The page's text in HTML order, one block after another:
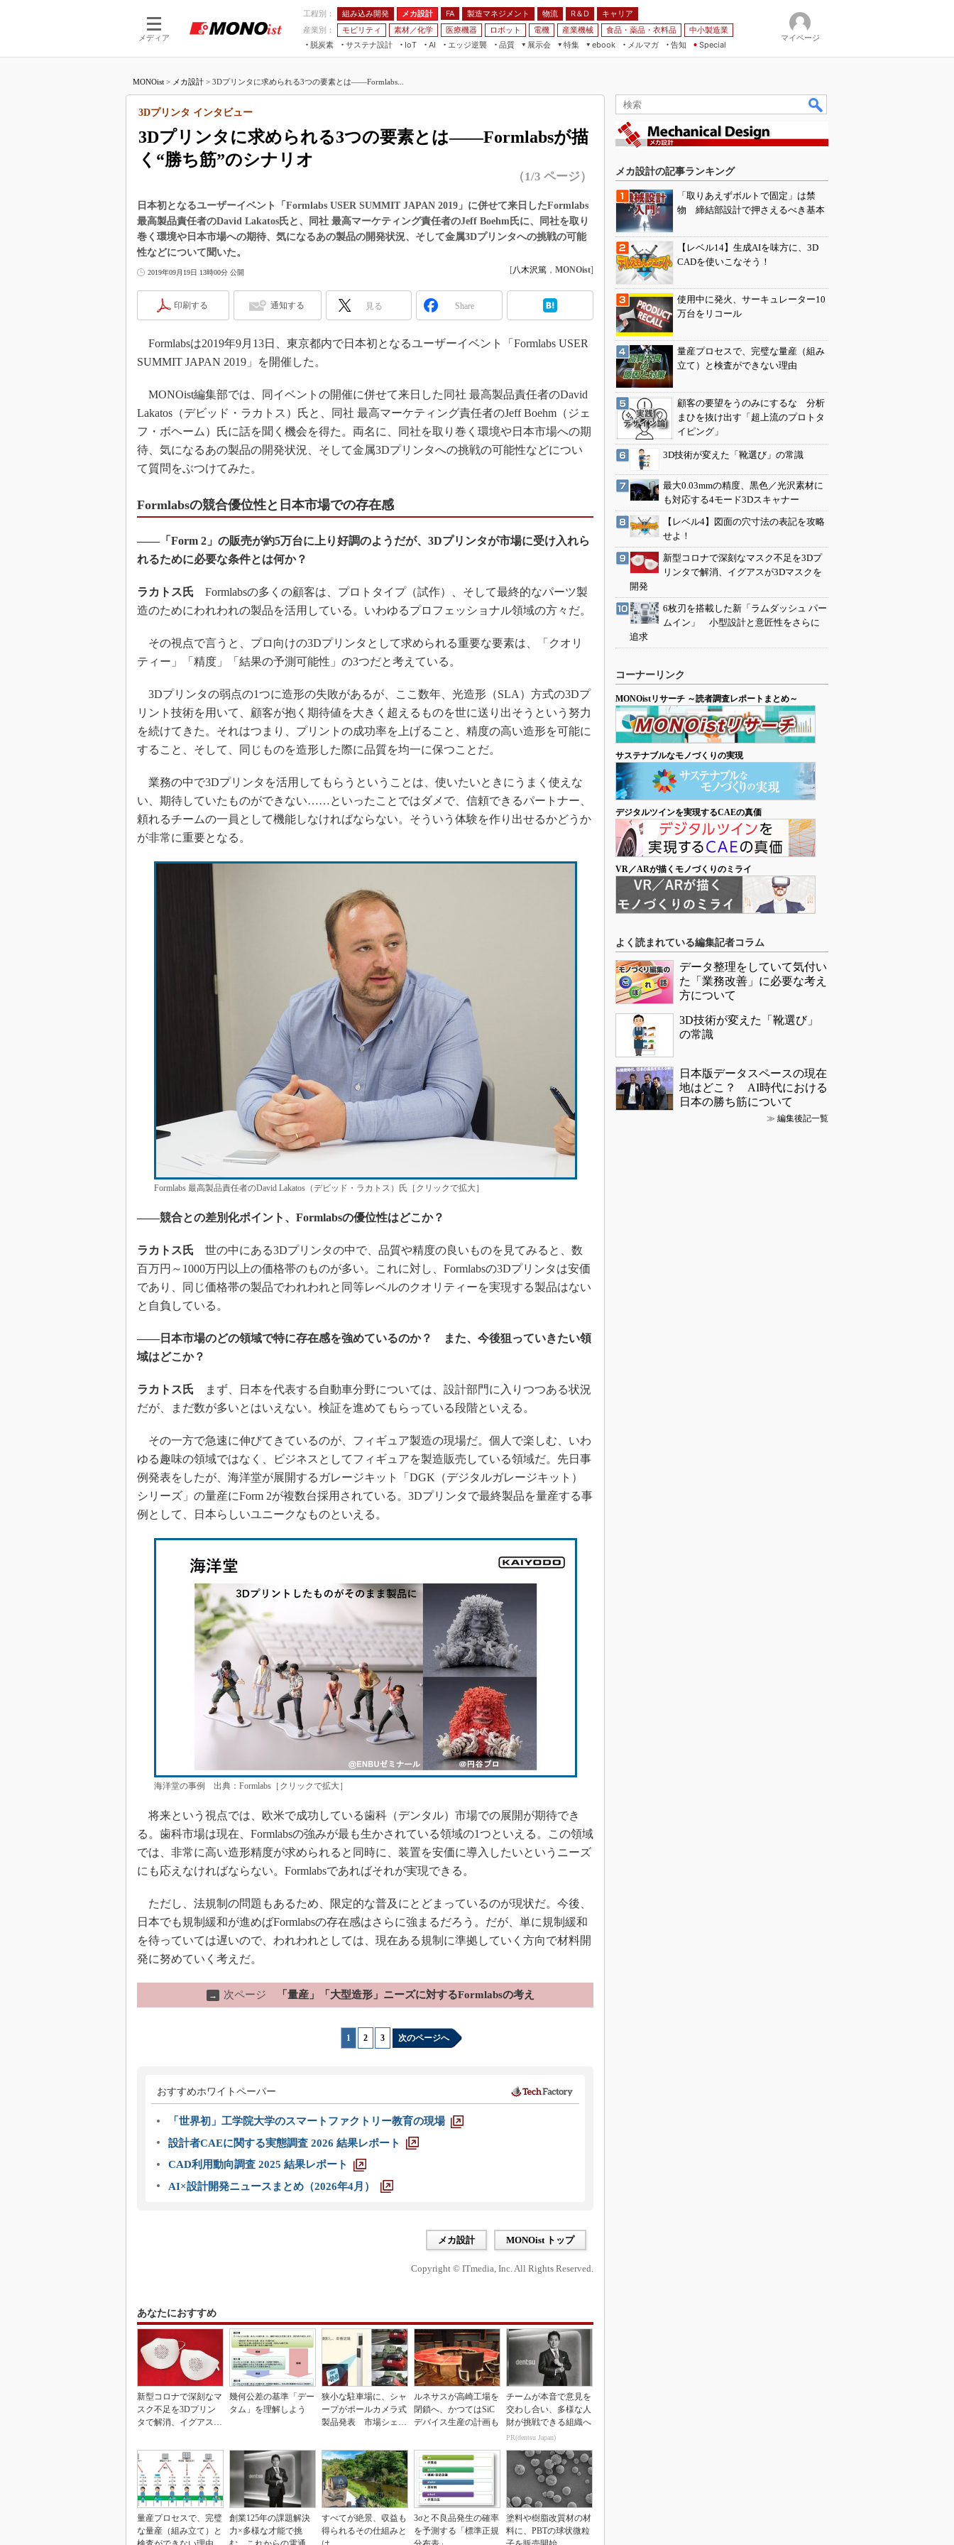
メディア
工程別： 組み込み開発 メカ設計 FA 製造マネジメント 物流 R＆D
キャリア
産業別：
モビリティ 素材／化学 医療機器 ロボット 電機 産業機械 食品・薬品・衣料品
中小製造業
脱炭素
サステナ設計
IoT
つながる工場
AI
AI×設備保全
エッジ逆襲 品質
展示会
JIMTOF
IIFES
TECHNO-FRONTIER
人テク展
スマート工場EXPO
日本ものづくりワールド
AUTOMOTIVE WORLD
特集
フィールドサービス
組み込みモデリング
Windows Embedded
無償設計ツール
3Dプリンタ
デジタルツインとCAE
インダストリー4.0
イノベーション
製造業ビッグデータ
メイドインジャパン
海外生産
グローバル設計・開発
新型コロナへの対応
ebook
メルマガ
告知 Special
マイページ
MONOist > メカ設計 > 3Dプリンタに求められる3つの要素とは――Formlabs...
3Dプリンタに求められる3つの要素とは――Formlabsが描
く“勝ち筋”のシナリオ
3Dプリンタ インタビュー
（1/3 ページ）
日本初となるユーザーイベント「Formlabs USER SUMMIT JAPAN 2019」に併せて来日したFormlabs
最高製品責任者のDavid Lakatos氏と、同社 最高マーケティング責任者のJeff Boehm氏に、同社を取り
巻く環境や日本市場への期待、気になるあの製品の開発状況、そして金属3Dプリンタへの挑戦の可能
性などについて聞いた。
2019年09月19日 13時00分 公開 [八木沢篤 ， MONOist]
印刷する 通知する 見る Share
Formlabsは2019年9月13日、東京都内で日本初となるユーザーイベント「Formlabs USER
SUMMIT JAPAN 2019」を開催した。
MONOist編集部では、同イベントの開催に併せて来日した同社 最高製品責任者のDavid
Lakatos（デビッド・ラカトス）氏と、同社 最高マーケティング責任者のJeff Boehm（ジェ
フ・ボヘーム）氏に話を聞く機会を得た。両名に、同社を取り巻く環境や日本市場への期
待、気になるあの製品の開発状況、そして金属3Dプリンタへの挑戦の可能性などについ
て質問をぶつけてみた。
Formlabsの競合優位性と日本市場での存在感
――「Form 2」の販売が約5万台に上り好調のようだが、3Dプリンタが市場に受け入れら
れるために必要な条件とは何か？
ラカトス氏 Formlabsの多くの顧客は、プロトタイプ（試作）、そして最終的なパーツ製
造のためにわれわれの製品を活用している。いわゆるプロフェッショナル領域の方々だ。
その視点で言うと、プロ向けの3Dプリンタとして求められる重要な要素は、「クオリ
ティー」「精度」「結果の予測可能性」の3つだと考えている。
3Dプリンタの弱点の1つに造形の失敗があるが、ここ数年、光造形（SLA）方式の3Dプ
リント技術を用いて、顧客が抱く期待値を大きく超えるものを世に送り出そうという努力
を続けてきた。それはつまり、プリントの成功率を上げること、精度の高い造形を可能に
すること、そして、同じものを造形した際に品質を均一に保つことだ。
業務の中で3Dプリンタを活用してもらうということは、使いたいときにうまく使えな
い、期待していたものができない……といったことではダメで、信頼できるパートナー、
頼れるチームの一員として機能しなければならない。そういう体験を作り出せるかどうか
が非常に重要となる。
Formlabs 最高製品責任者のDavid Lakatos（デビッド・ラカトス）氏［クリックで拡大］
――競合との差別化ポイント、Formlabsの優位性はどこか？
ラカトス氏 世の中にある3Dプリンタの中で、品質や精度の良いものを見てみると、数
百万円～1000万円以上の価格帯のものが多い。これに対し、Formlabsの3Dプリンタは安価
であり、同じ価格帯の製品でわれわれと同等レベルのクオリティーを実現する製品はない
と自負している。
――日本市場のどの領域で特に存在感を強めているのか？ また、今後狙っていきたい領
域はどこか？
ラカトス氏 まず、日本を代表する自動車分野については、設計部門に入りつつある状況
だが、まだ数が多いとはいえない。検証を進めてもらっている段階といえる。
その一方で急速に伸びてきているのが、フィギュア製造の現場だ。個人で楽しむ、いわ
ゆる趣味の領域ではなく、ビジネスとしてフィギュアを製造販売している領域だ。先日事
例発表をしたが、海洋堂が展開するガレージキット「DGK（デジタルガレージキット）
シリーズ」の量産にForm 2が複数台採用されている。3Dプリンタで最終製品を量産する事
例として、日本らしいユニークなものといえる。
海洋堂の事例 出典：Formlabs［クリックで拡大］
将来という視点では、欧米で成功している歯科（デンタル）市場での展開が期待でき
る。歯科市場は現在、Formlabsの強みが最も生かされている領域の1つといえる。この領域
では、非常に高い造形精度が求められると同時に、装置を安価に導入したいというニーズ
にも応えなければならない。Formlabsであればそれが実現できる。
ただし、法規制の問題もあるため、限定的な普及にとどまっているのが現状だ。今後、
日本でも規制緩和が進めばFormlabsの存在感はさらに強まるだろう。だが、単に規制緩和
を待っていては遅いので、われわれとしては、現在ある規制に準拠していく方向で材料開
発に努めていく考えだ。
→ 次ページ 「量産」「大型造形」ニーズに対するFormlabsの考え
1 2 3 次のページへ
おすすめホワイトペーパー
「世界初」工学院大学のスマートファクトリー教育の現場
設計者CAEに関する実態調査 2026 結果レポート
CAD利用動向調査 2025 結果レポート
AI×設計開発ニュースまとめ（2026年4月）
メカ設計 MONOist トップ
Copyright © ITmedia, Inc. All Rights Reserved.
あなたにおすすめ
新型コロナで深刻なマ
スク不足を3Dプリン
タで解消、イグアスが
幾何公差の基準「デー
タム」を理解しよう
狭小な駐車場に、シャ
ープがポールカメラ式
製品発表 市場シェア
ルネサスが高崎工場を
閉鎖へ、かつてはSiC
デバイス生産の計画も
チームが本音で意見を
交わし合い、多様な人
財が挑戦できる組織へ
PR(dentsu Japan)
量産プロセスで、完璧
な量産（組み立て）と
創業125年の課題解決
力×多様な才能で挑
すべてが絶景、収益も
得られるその仕組みと
3σと不良品発生の確率
を予測する「標準正規
塗料や樹脂改質材の材
料に、PBTの球状微粒
メカ設計の記事ランキング
「取りあえずボルトで固定」は禁
物 締結部設計で押さえるべき基本
【レベル14】生成AIを味方に、3D
CADを使いこなそう！
使用中に発火、サーキュレーター10
万台をリコール
量産プロセスで、完璧な量産（組み
立て）と検査ができない理由
顧客の要望をうのみにするな 分析
まひを抜け出す「超上流のプロトタ
イピング」
3D技術が変えた「靴選び」の常識
最大0.03mmの精度、黒色／光沢素材に
も対応する4モード3Dスキャナー
【レベル4】図面の穴寸法の表記を攻略
せよ！
新型コロナで深刻なマスク不足を3Dプ
リンタで解消、イグアスが3Dマスクを
開発
6枚刃を搭載した新「ラムダッシュ パー
ムイン」 小型設計と意匠性をさらに
追求
コーナーリンク
MONOistリサーチ ～読者調査レポートまとめ～
サステナブルなモノづくりの実現
デジタルツインを実現するCAEの真価
VR／ARが描くモノづくりのミライ
よく読まれている編集記者コラム
データ整理をしていて気付い
た「業務改善」に必要な考え
方について
3D技術が変えた「靴選び」
の常識
日本版データスペースの現在
地はどこ？ AI時代における
日本の勝ち筋について
≫ 編集後記一覧